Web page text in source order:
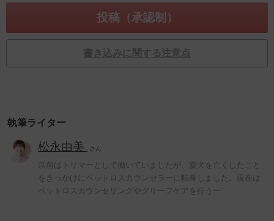
書き込みに関する注意点
執筆ライター
松永由美 さん
以前はトリマーとして働いていましたが、愛犬を亡くしたこと
をきっかけにペットロスカウンセラーに転身しました。現在は
ペットロスカウンセリングやグリーフケアを行う一…